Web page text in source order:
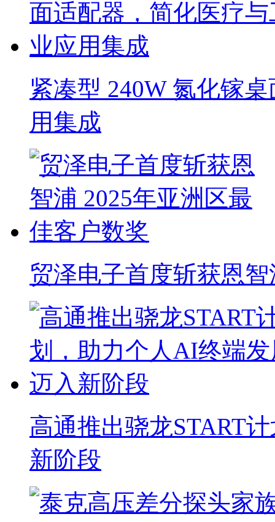
紧凑型 240W 氮化镓
用集成
贸泽电子首度斩获恩
高通推出骁龙START
新阶段